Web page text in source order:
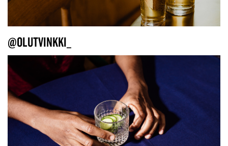
@OLUTVINKKI_